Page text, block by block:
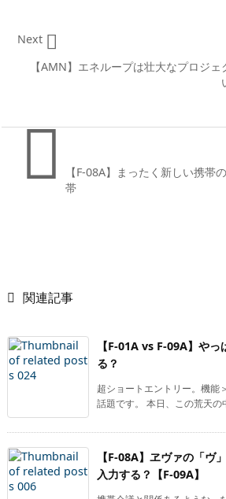
【AMN】エネループは壮大なプロジェ

Next

【F-08A】まったく新しい携帯
帯
 関連記事
【F-01A vs F-09A】や
る？
超ショートエントリー。機能
話題です。 本日、この荒天の
【F-08A】ヱヴァの「ヴ
入力する？【F-09A】